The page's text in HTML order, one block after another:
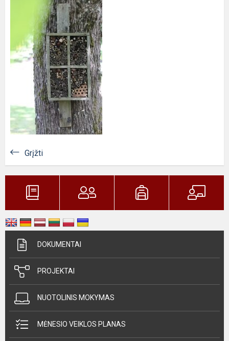
Grįžti
DOKUMENTAI
PROJEKTAI
NUOTOLINIS MOKYMAS
MĖNESIO VEIKLOS PLANAS